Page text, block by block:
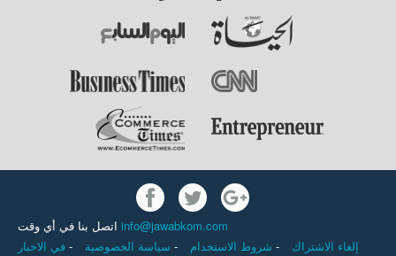
info@jawabkom.com
- - - إلغاء الاشتراك